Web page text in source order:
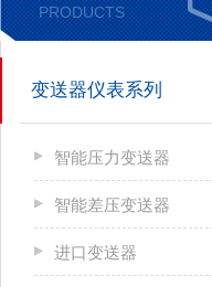
PRODUCTS
变送器仪表系列
智能压力变送器
智能差压变送器
进口变送器